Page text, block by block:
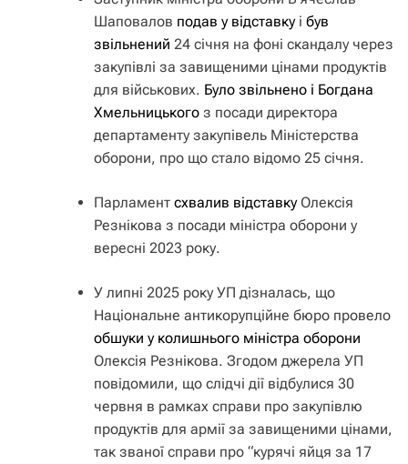
Шаповалов подав у відставкуі був
звільнений 24 січня на фоні скандалу через
закупівлі за завищеними цінами продуктів
для військових. Було звільнено і Богдана
Хмельницького з посади директора
департаменту закупівель Міністерства
оборони, про що стало відомо 25 січня.
Парламент схвалив відставкуОлексія
Резнікова з посади міністра оборони у
вересні 2023 року.
У липні 2025 року УП дізналась, що
Національне антикорупційне бюро провело
обшуки у колишнього міністра оборони
Олексія Резнікова. Згодом джерела УП
повідомили, що слідчі дії відбулися 30
червня в рамках справи про закупівлю
продуктів для армії за завищеними цінами,
так званої справи про “курячі яйця за 17